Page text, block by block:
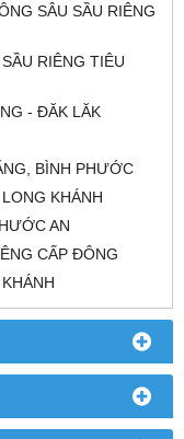
SÂU SẦU RIÊNG
RIÊNG TIÊU
- ĐĂK LĂK
BÌNH PHƯỚC
KHÁNH
AN
CẤP ĐÔNG